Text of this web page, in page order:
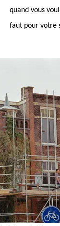
quand vous
faut pour votre